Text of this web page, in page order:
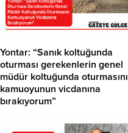
Yontar: “Sanık koltuğunda
oturması gerekenlerin genel
müdür koltuğunda oturmasını
kamuoyunun vicdanına
bırakıyorum”
Yontar, 2018 yılında Çorlu’da